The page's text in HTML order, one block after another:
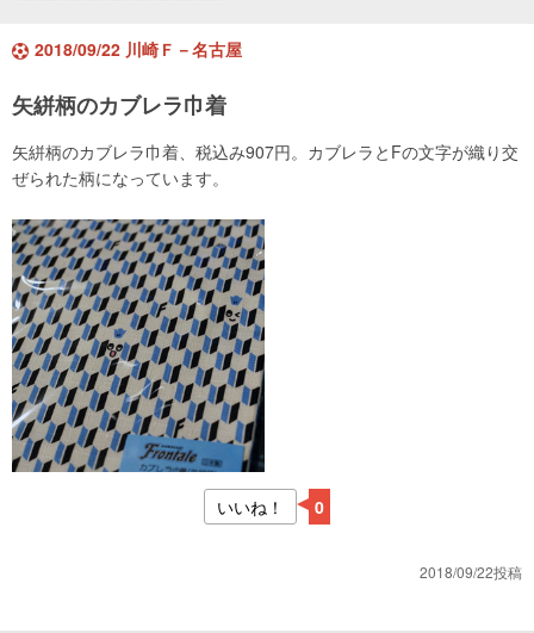
2018/09/22 川崎Ｆ－名古屋
矢絣柄のカブレラ巾着
矢絣柄のカブレラ巾着、税込み907円。カブレラとFの文字が織り交
ぜられた柄になっています。
いいね！ 0
2018/09/22投稿